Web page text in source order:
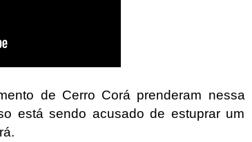
de Cerro Corá prenderam nessa
está sendo acusado de estuprar um